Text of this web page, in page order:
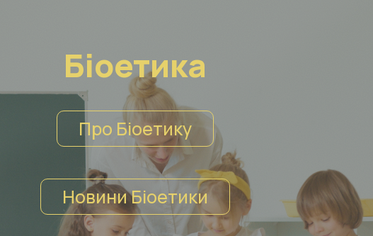
Біоетика
Про Біоетику
Новини Біоетики